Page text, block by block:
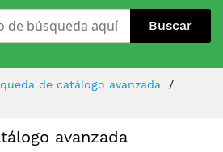
Buscar
de catálogo avanzada
avanzada